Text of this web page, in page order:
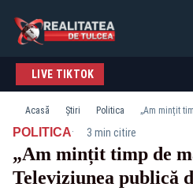
LIVE TIKTOK
Acasă Știri Politica
POLITICA· 3 min citire
„Am mințit timp de
Televiziunea publică